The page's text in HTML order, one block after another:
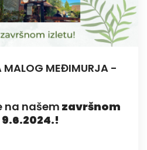
MALOG MEĐIMURJA -
na našem završnom